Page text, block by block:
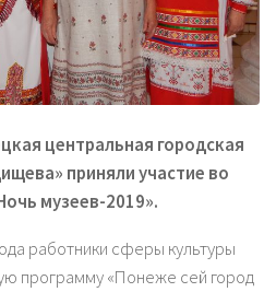
центральная городская
приняли участие во
музеев-2019».
работники сферы культуры
программу «Понеже сей город